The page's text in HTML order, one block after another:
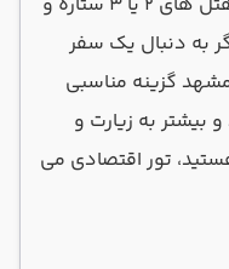
به دنبال یک سفر
گزینه مناسبی
بیشتر به زیارت و
تور اقتصادی می